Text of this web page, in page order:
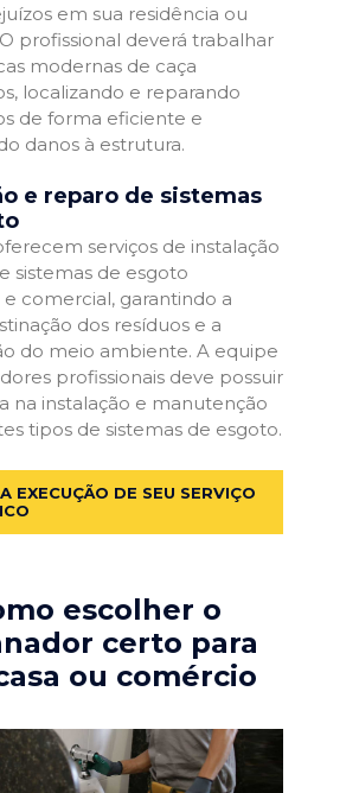
em sua residência ou
profissional deverá trabalhar
modernas de caça
localizando e reparando
de forma eficiente e
danos à estrutura.
e reparo de sistemas
serviços de instalação
sistemas de esgoto
e comercial, garantindo a
dos resíduos e a
do meio ambiente. A equipe
profissionais deve possuir
na instalação e manutenção
tipos de sistemas de esgoto.
EXECUÇÃO DE SEU SERVIÇO
escolher o
certo para
ou comércio